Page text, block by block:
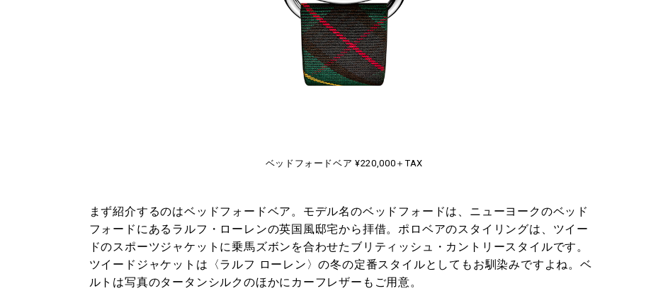
ベッドフォードベア ¥220,000＋TAX
まず紹介するのはベッドフォードベア。モデル名のベッドフォードは、ニューヨークのベッド
フォードにあるラルフ・ローレンの英国風邸宅から拝借。ポロベアのスタイリングは、ツイー
ドのスポーツジャケットに乗馬ズボンを合わせたブリティッシュ・カントリースタイルです。
ツイードジャケットは〈ラルフ ローレン〉の冬の定番スタイルとしてもお馴染みですよね。ベ
ルトは写真のタータンシルクのほかにカーフレザーもご用意。